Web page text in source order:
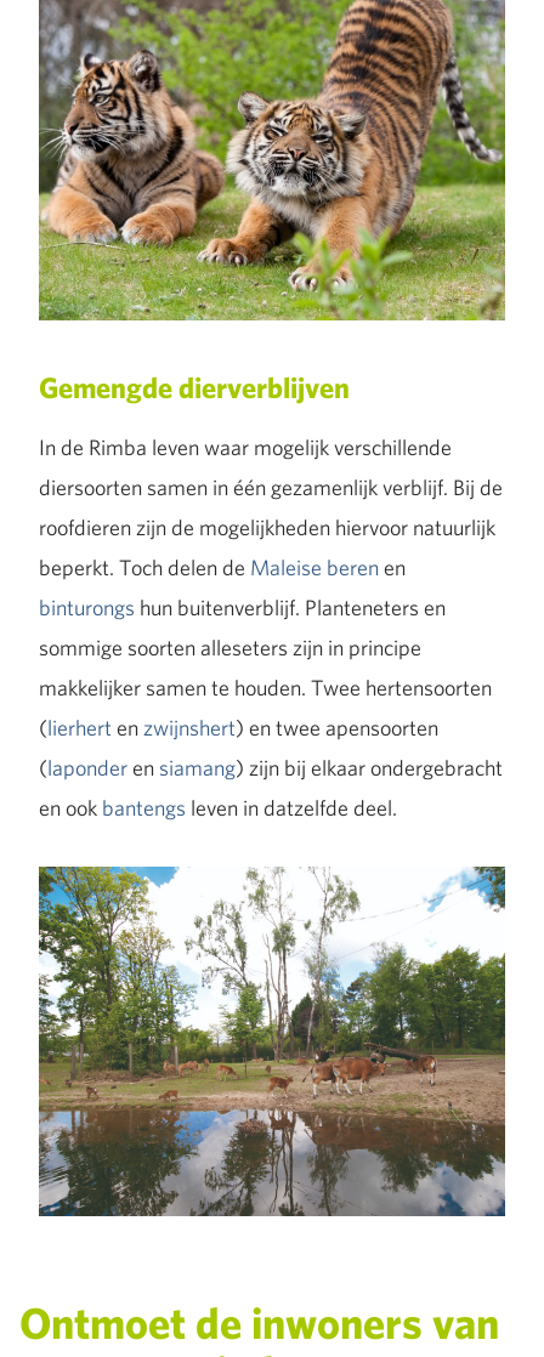
Gemengde dierverblijven
In de Rimba leven waar mogelijk verschillende
diersoorten samen in één gezamenlijk verblijf. Bij de
roofdieren zijn de mogelijkheden hiervoor natuurlijk
beperkt. Toch delen de Maleise beren en
binturongs hun buitenverblijf. Planteneters en
sommige soorten alleseters zijn in principe
makkelijker samen te houden. Twee hertensoorten
(lierhert enzwijnshert) en twee apensoorten
(laponderen siamang) zijn bij elkaar ondergebracht
en ook bantengs leven in datzelfde deel.
Ontmoet de inwoners van